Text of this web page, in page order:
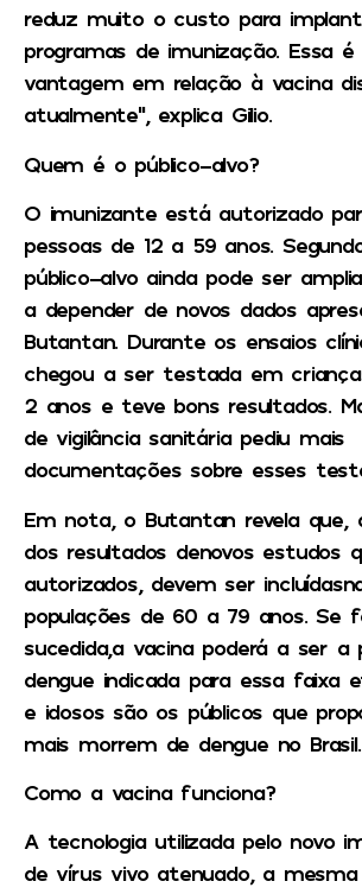
reduz muito o custo para
programas de imunização. Essa
vantagem em relação à vacina
atualmente”, explica Gilio.
Quem é o público-alvo?
O imunizante está autorizado
pessoas de 12 a 59 anos.
público-alvo ainda pode ser
a depender de novos dados
Butantan. Durante os ensaios
chegou a ser testada em
2 anos e teve bons resultados.
de vigilância sanitária pediu mais
documentações sobre esses
Em nota, o Butantan revela que,
dos resultados denovos estudos
autorizados, devem ser
populações de 60 a 79 anos. Se
sucedida,a vacina poderá a ser a
dengue indicada para essa faixa
e idosos são os públicos que
mais morrem de dengue no Brasil.
Como a vacina funciona?
A tecnologia utilizada pelo novo
de vírus vivo atenuado, a